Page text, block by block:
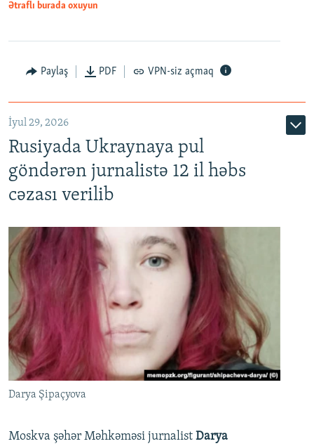
Ətraflı burada oxuyun
Paylaş PDF VPN-siz açmaq
İyul 29, 2026
Rusiyada Ukraynaya pul
göndərən jurnalistə 12 il həbs
cəzası verilib
Darya Şipaçyova
Moskva şəhər Məhkəməsi jurnalist Darya